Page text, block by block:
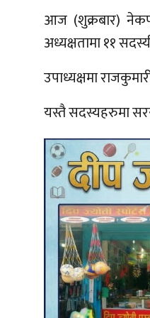
आज (शुक्रबार)
अध्यक्षतामा ११
उपाध्यक्षमा
यस्तै सदस्यहरुमा